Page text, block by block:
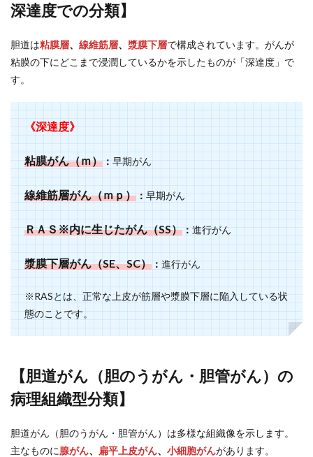
深達度での分類】
胆道は粘膜層、 線維筋層、 漿膜下層で構成されています。がんが
粘膜の下にどこまで浸潤しているかを示したものが「深達度」で
す。
《深達度》
粘膜がん（ｍ）：早期がん
線維筋層がん（ｍｐ）：早期がん
ＲＡＳ※内に生じたがん（SS）：進行がん
漿膜下層がん（SE、SC）：進行がん
※RASとは、正常な上皮が筋層や漿膜下層に陥入している状
態のことです。
【胆道がん（胆のうがん・胆管がん）の
病理組織型分類】
胆道がん（胆のうがん・胆管がん）は多様な組織像を示します。
主なものに腺がん、 扁平上皮がん、 小細胞がんがあります。